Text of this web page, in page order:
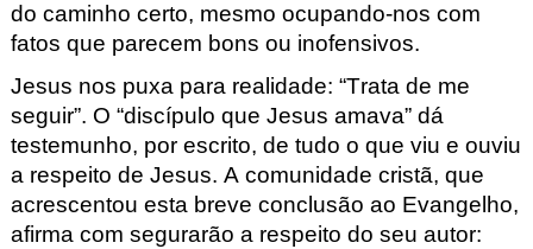
do caminho certo, mesmo ocupando-nos com
fatos que parecem bons ou inofensivos.
Jesus nos puxa para realidade: “Trata de me
seguir”. O “discípulo que Jesus amava” dá
testemunho, por escrito, de tudo o que viu e ouviu
a respeito de Jesus. A comunidade cristã, que
acrescentou esta breve conclusão ao Evangelho,
afirma com segurarão a respeito do seu autor: